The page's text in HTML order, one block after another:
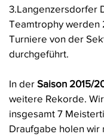
3.Langenzersdorfer
Teamtrophy werden
Turniere von der
durchgeführt.
In der Saison 2015/
weitere Rekorde.
insgesamt 7
Draufgabe holen wir